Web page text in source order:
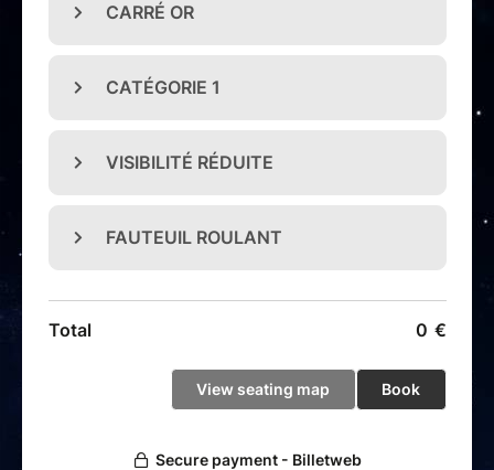
Un spectacleplus immersif, plus intense, plus
première aventure.
A voir et à vivre en famille.
Billet remboursable uniquement si annulation ou report du